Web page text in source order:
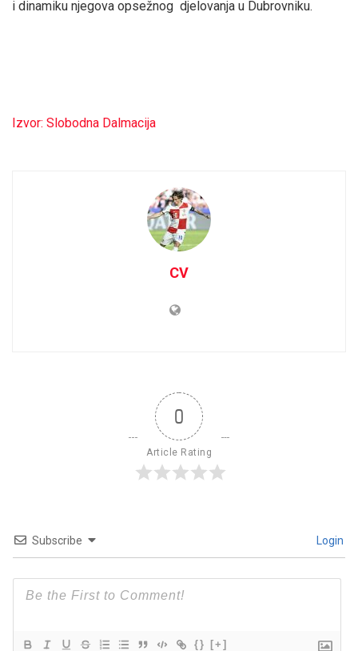
i dinamiku njegova opsežnog djelovanja u Dubrovniku.
Izvor: Slobodna Dalmacija
CV
0
Article Rating
Subscribe Login
{} [+]